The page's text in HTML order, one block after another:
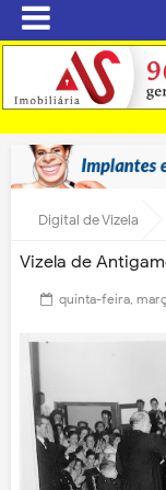
Digital de Vizela
Vizela de
quinta-feira,